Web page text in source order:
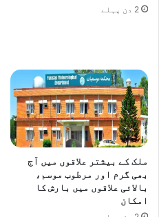
2 دن پہلے
ملک کے بیشتر علاقوں میں آج
بھی گرم اور مرطوب موسم،
بالائی علاقوں میں بارش کا
امکان